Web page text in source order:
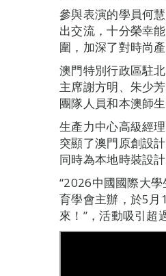
參與表演的學員何
出交流，十分榮幸
圍，加深了對時尚
澳門特別行政區駐
主席謝方明、朱少
團隊人員和本澳師生
生產力中心高級經
突顯了澳門原創設
同時為本地時裝設
“2026中國國際大
育學會主辦，於5月
來！”，活動吸引超